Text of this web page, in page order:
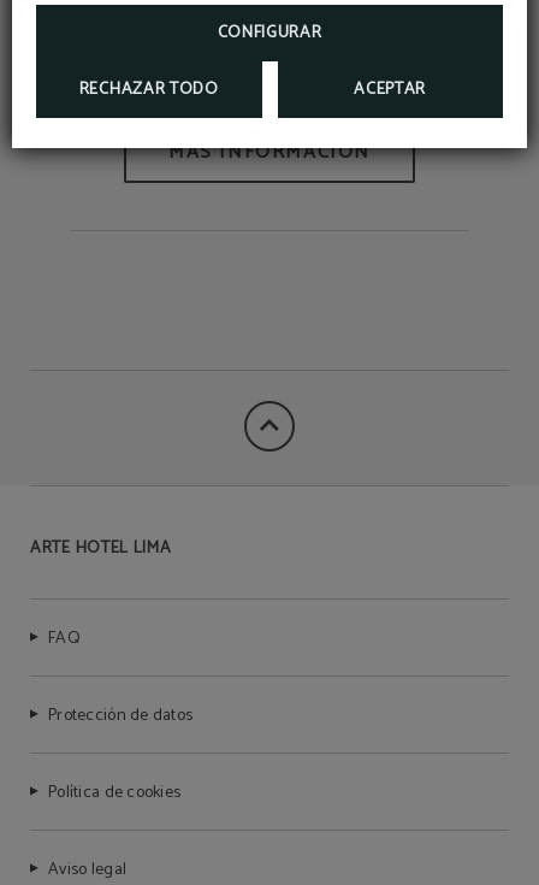
CONFIGURAR
RECHAZAR TODO ACEPTAR
Maido el mejor restaurante del
mundo
ARTE HOTEL LIMA
FAQ
Protección de datos
Política de cookies
Aviso legal